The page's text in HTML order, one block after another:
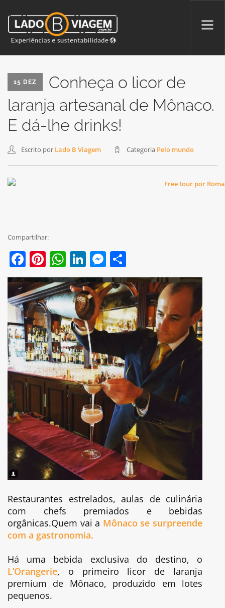
QUEM SOMOS
PARCERIAS
NA MÍDIA
15 DEZ
Conheça o licor de
laranja artesanal de Mônaco.
E dá-lhe drinks!
Escrito por Lado B Viagem Categoria Pelo mundo
Compartilhar:
Facebook
Pinterest
WhatsApp
LinkedIn
Messenger
Restaurantes estrelados, aulas de culinária
com chefs premiados e bebidas
orgânicas.Quem vai a Mônaco se surpreende
com a gastronomia.
Há uma bebida exclusiva do destino, o
L’Orangerie, o primeiro licor de laranja
premium de Mônaco, produzido em lotes
pequenos.